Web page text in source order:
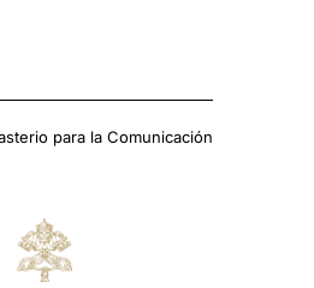
para la Comunicación